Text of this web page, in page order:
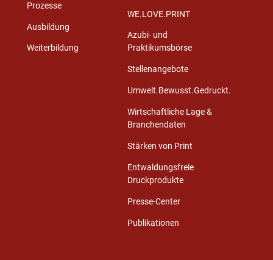
Prozesse
Ausbildung
Weiterbildung
WE.LOVE.PRINT
Azubi- und
Praktikumsbörse
Stellenangebote
Umwelt.Bewusst.Gedruckt.
Wirtschaftliche Lage &
Branchendaten
Stärken von Print
Entwaldungsfreie
Druckprodukte
Presse-Center
Publikationen